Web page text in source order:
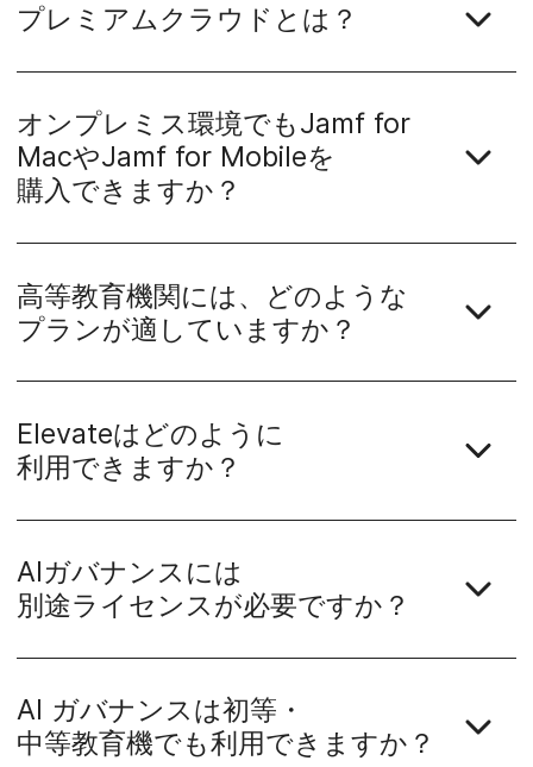
プレミアムクラウドとは？
オンプレミス環境でもJamf for
MacやJamf for Mobileを​
購入できますか？
高等教育機関には、​どのような​
プランが​適していますか？
Elevateは​どのように​
利用できますか？
AIガバナンスには​
別途ライセンスが​必要ですか？
AI ガバナンスは​初等・
中等教育機でも​利用できますか？